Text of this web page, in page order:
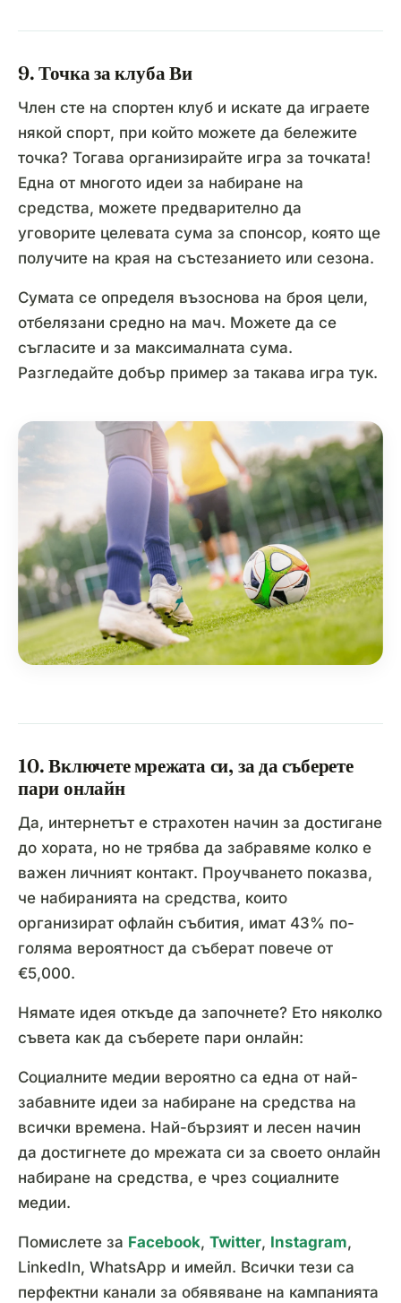
9. Точка за клуба Ви
Член сте на спортен клуб и искате да играете
някой спорт, при който можете да бележите
точка? Тогава организирайте игра за точката!
Една от многото идеи за набиране на
средства, можете предварително да
уговорите целевата сума за спонсор, която ще
получите на края на състезанието или сезона.
Сумата се определя възоснова на броя цели,
отбелязани средно на мач. Можете да се
съгласите и за максималната сума.
Разгледайте добър пример за такава игра тук.
10. Включете мрежата си, за да съберете
пари онлайн
Да, интернетът е страхотен начин за достигане
до хората, но не трябва да забравяме колко е
важен личният контакт. Проучването показва,
че набиранията на средства, които
организират офлайн събития, имат 43% по-
голяма вероятност да съберат повече от
€5,000.
Нямате идея откъде да започнете? Ето няколко
съвета как да съберете пари онлайн:
Социалните медии вероятно са една от най-
забавните идеи за набиране на средства на
всички времена. Най-бързият и лесен начин
да достигнете до мрежата си за своето онлайн
набиране на средства, е чрез социалните
медии.
Помислете за Facebook, Twitter, Instagram,
LinkedIn, WhatsApp и имейл. Всички тези са
перфектни канали за обявяване на кампанията